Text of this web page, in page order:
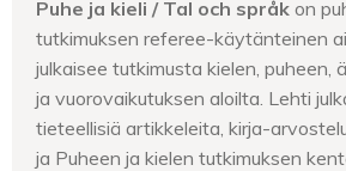
Puhe ja kieli / Tal och språk on
tutkimuksen referee-käytänteinen
julkaisee tutkimusta kielen, puheen,
ja vuorovaikutuksen aloilta. Lehti
tieteellisiä artikkeleita, kirja-
ja Puheen ja kielen tutkimuksen